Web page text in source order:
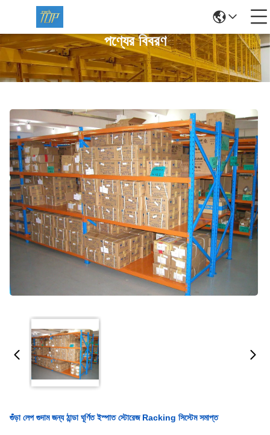
পণ্যের বিবরণ
গুঁড়া লেপ গুদাম জন্য ঠান্ডা ঘূর্ণিত ইস্পাত স্টোরেজ Racking সিস্টেম সমাপ্ত